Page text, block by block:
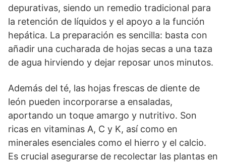
depurativas, siendo un remedio tradicional para
la retención de líquidos y el apoyo a la función
hepática. La preparación es sencilla: basta con
añadir una cucharada de hojas secas a una taza
de agua hirviendo y dejar reposar unos minutos.
Además del té, las hojas frescas de diente de
león pueden incorporarse a ensaladas,
aportando un toque amargo y nutritivo. Son
ricas en vitaminas A, C y K, así como en
minerales esenciales como el hierro y el calcio.
Es crucial asegurarse de recolectar las plantas en